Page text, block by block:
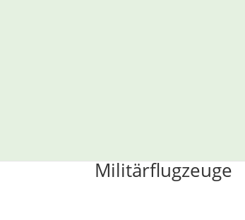
Militärflugzeuge